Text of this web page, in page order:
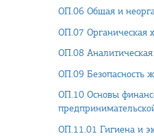
ОП.06 Общая и
ОП.07 Органическая
ОП.08
ОП.09 Безопасность
ОП.10 Основы
ОП.11.01 Гигиена и